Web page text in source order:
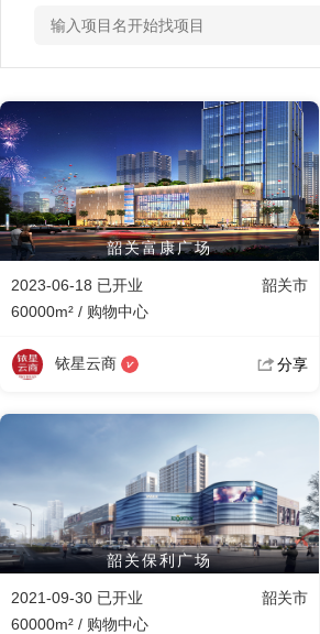
韶关富康广场
2023-06-18 已开业
韶关市
60000m² / 购物中心
铱星云商 分享
韶关保利广场
2021-09-30 已开业
韶关市
60000m² / 购物中心